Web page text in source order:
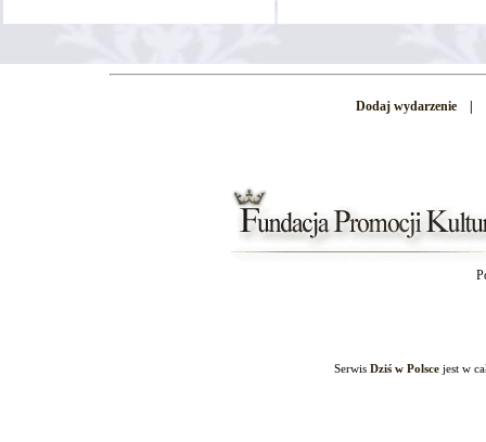
Dodaj wydarzenie
Serwis Dziś w Polscejest w